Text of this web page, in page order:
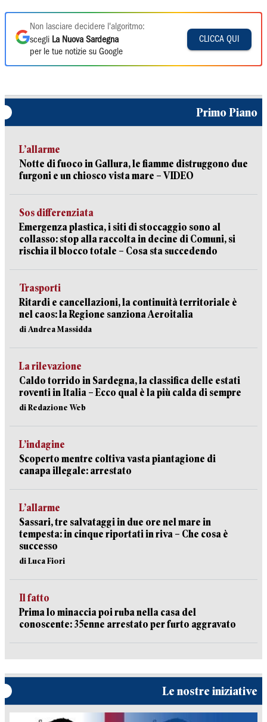
Non lasciare decidere l'algoritmo:
scegli La Nuova Sardegna
per le tue notizie su Google
CLICCA QUI
Primo Piano
L’allarme
Notte di fuoco in Gallura, le fiamme distruggono due
furgoni e un chiosco vista mare – VIDEO
Sos differenziata
Emergenza plastica, i siti di stoccaggio sono al
collasso: stop alla raccolta in decine di Comuni, si
rischia il blocco totale – Cosa sta succedendo
Trasporti
Ritardi e cancellazioni, la continuità territoriale è
nel caos: la Regione sanziona Aeroitalia
di Andrea Massidda
La rilevazione
Caldo torrido in Sardegna, la classifica delle estati
roventi in Italia – Ecco qual è la più calda di sempre
di Redazione Web
L’indagine
Scoperto mentre coltiva vasta piantagione di
canapa illegale: arrestato
L’allarme
Sassari, tre salvataggi in due ore nel mare in
tempesta: in cinque riportati in riva – Che cosa è
successo
di Luca Fiori
Il fatto
Prima lo minaccia poi ruba nella casa del
conoscente: 35enne arrestato per furto aggravato
Le nostre iniziative